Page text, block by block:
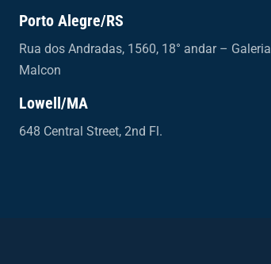
Porto Alegre/RS
Rua dos Andradas, 1560, 18° andar – Galeria
Malcon
Lowell/MA
648 Central Street, 2nd Fl.